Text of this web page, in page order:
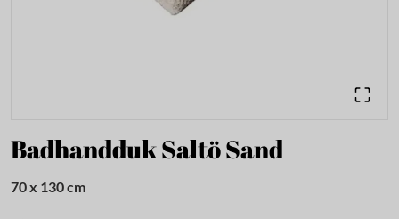
Badhandduk Saltö Sand
70 x 130 cm